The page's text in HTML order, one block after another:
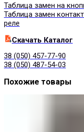
Таблица замен на
Таблица замен
реле
Cкачать Каталог
38 (050) 457-77-90
38 (050) 487-54-03
Похожие товары